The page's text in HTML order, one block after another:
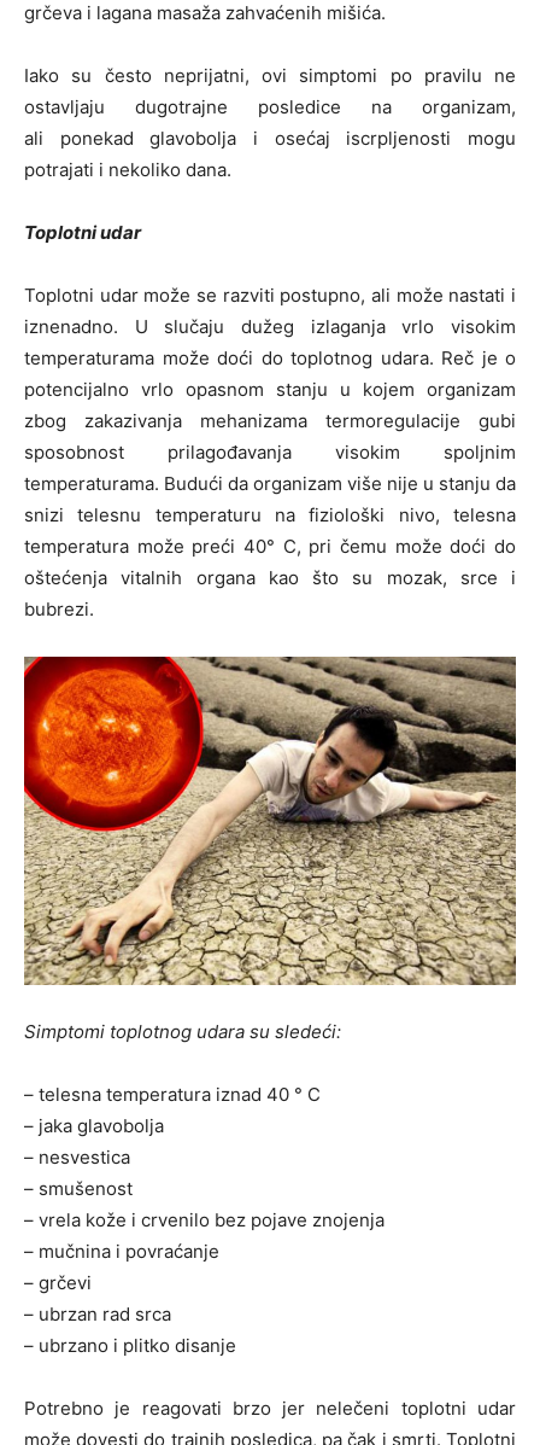
grčeva i lagana masaža zahvaćenih mišića.
Iako su često neprijatni, ovi simptomi po pravilu ne
ostavljaju dugotrajne posledice na organizam,
ali ponekad glavobolja i osećaj iscrpljenosti mogu
potrajati i nekoliko dana.
Toplotni udar
Toplotni udar može se razviti postupno, ali može nastati i
iznenadno. U slučaju dužeg izlaganja vrlo visokim
temperaturama može doći do toplotnog udara. Reč je o
potencijalno vrlo opasnom stanju u kojem organizam
zbog zakazivanja mehanizama termoregulacije gubi
sposobnost prilagođavanja visokim spoljnim
temperaturama. Budući da organizam više nije u stanju da
snizi telesnu temperaturu na fiziološki nivo, telesna
temperatura može preći 40° C, pri čemu može doći do
oštećenja vitalnih organa kao što su mozak, srce i
bubrezi.
Simptomi toplotnog udara su sledeći:
– telesna temperatura iznad 40 ° C
– jaka glavobolja
– nesvestica
– smušenost
– vrela kože i crvenilo bez pojave znojenja
– mučnina i povraćanje
– grčevi
– ubrzan rad srca
– ubrzano i plitko disanje
Potrebno je reagovati brzo jer nelečeni toplotni udar
može dovesti do trajnih posledica, pa čak i smrti. Toplotni